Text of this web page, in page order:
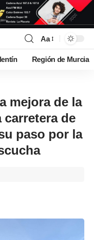
Aa
Región de Murcia
mejora de la
carretera de
paso por la